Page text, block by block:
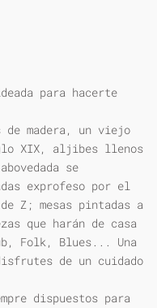
para hacerte
de madera, un viejo
XIX, aljibes llenos
se
exprofeso por el
Z; mesas pintadas a
que harán de casa
Folk, Blues... Una
de un cuidado
dispuestos para